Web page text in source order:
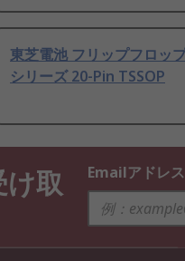
東芝電池 フリップフロッ
シリーズ 20-Pin TSSOP
取
Emailアドレス